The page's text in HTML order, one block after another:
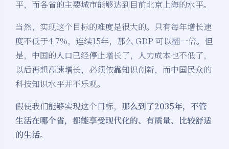
平，而各省的主要城市能够达到目前北京上海的水平。
当然，实现这个目标的难度是很大的。只有每年增长速
度不低于4.7%，连续15年，那么 GDP 可以翻一倍。但
是，中国的人口已经停止增长了，人力成本也不低了，
以后再想高速增长，必须依靠知识创新，而中国民众的
科技知识水平并不乐观。
假使我们能够实现这个目标， 那么到了2035年，不管
生活在哪个省，都能享受现代化的、有质量、比较舒适
的生活。